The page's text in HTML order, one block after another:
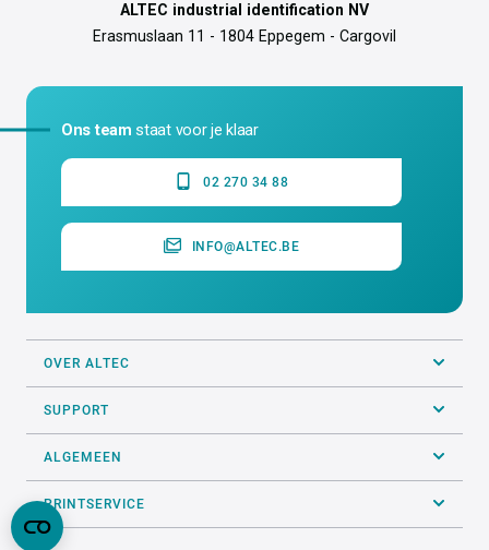
ALTEC industrial identification NV
Erasmuslaan 11 - 1804 Eppegem - Cargovil
Ons team staat voor je klaar
02 270 34 88
INFO@ALTEC.BE
OVER ALTEC
SUPPORT
ALGEMEEN
PRINTSERVICE